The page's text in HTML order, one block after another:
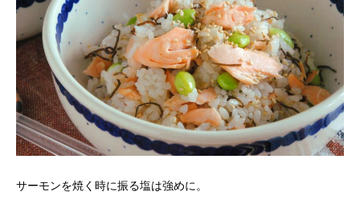
サーモンを焼く時に振る塩は強めに。